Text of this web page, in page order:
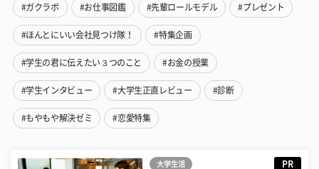
#ガクラボ #お仕事図鑑 #先輩ロールモデル #プレゼント
#ほんとにいい会社見つけ隊！ #特集企画
#学生の君に伝えたい３つのこと #お金の授業
#学生インタビュー #大学生正直レビュー #診断
#もやもや解決ゼミ #恋愛特集
大学生活 PR